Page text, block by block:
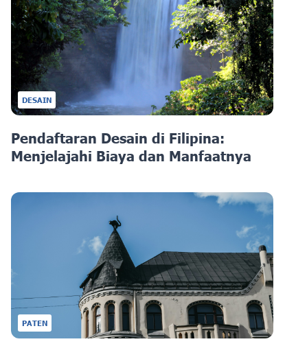
DESAIN
Pendaftaran Desain di Filipina:
Menjelajahi Biaya dan Manfaatnya
PATEN